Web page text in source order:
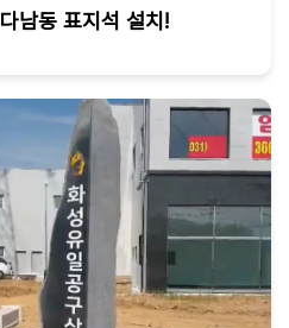
다남동 표지석 설치!